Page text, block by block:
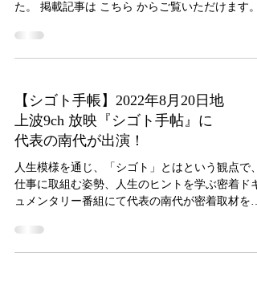
た。 掲載記事は こちら からご覧いただけます。
【シゴト手帳】2022年8月20日地
上波9ch 放映『シゴト手帖』に
代表の南代が出演！
人生模様を通じ、「シゴト」とはという観点で、
仕事に取組む姿勢、人生のヒントを学ぶ密着ドキ
ュメンタリー番組にて代表の南代が密着取材を受
「direia」。全国6000店舗に導入実績直営店舗・
ガスクール20店舗経営。...